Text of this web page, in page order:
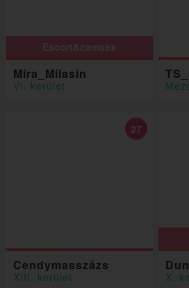
Escort&camsex
Mira_Milasin
VI. kerület
Cendymasszázs
XIII. kerület
27
X.